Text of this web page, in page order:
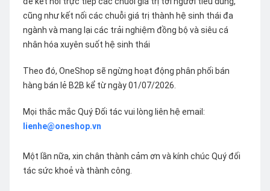
cũng như kết nối các chuỗi giá trị thành hệ sinh thái đa
ngành và mang lại các trải nghiệm đồng bộ và siêu cá
nhân hóa xuyên suốt hệ sinh thái
Theo đó, OneShop sẽ ngừng hoạt động phân phối bán
hàng bán lẻ B2B kể từ ngày 01/07/2026.
Mọi thắc mắc Quý Đối tác vui lòng liên hệ email:
lienhe@oneshop.vn
Một lần nữa, xin chân thành cảm ơn và kính chúc Quý đối
tác sức khoẻ và thành công.